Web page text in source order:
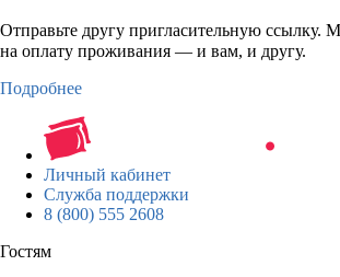
Отправьте другу пригласительную ссылку.
на оплату проживания — и вам, и другу.
Подробнее
Личный кабинет
Служба поддержки
8 (800) 555 2608
Гостям